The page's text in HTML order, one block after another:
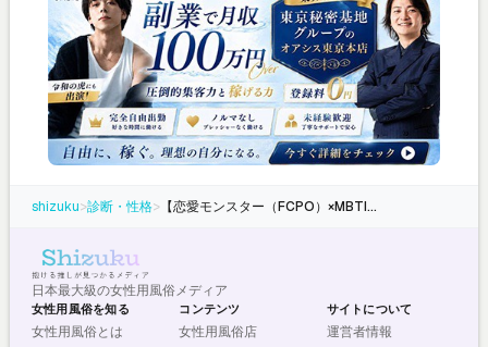
shizuku>診断・性格> 【恋愛モンスター（FCPO）×MBTI】対応タイプと掛け合わせ分析
日本最大級の女性用風俗メディア
女性用風俗を知る
女性用風俗とは
コンテンツ
女性用風俗店
サイトについて
運営者情報